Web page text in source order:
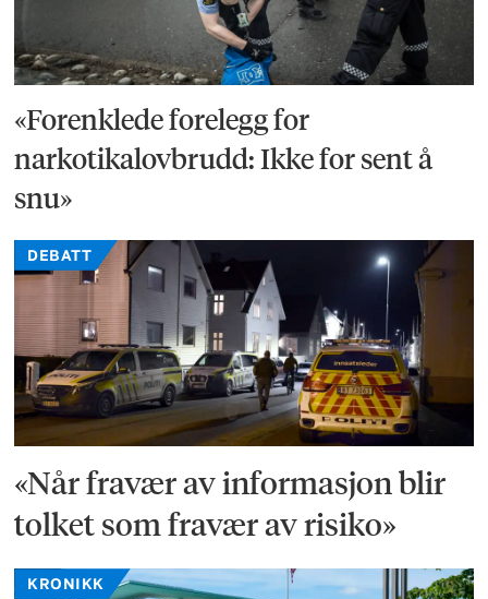
«Forenklede forelegg for
narkotikalovbrudd: Ikke for sent å
snu»
DEBATT
«Når fravær av informasjon blir
tolket som fravær av risiko»
KRONIKK